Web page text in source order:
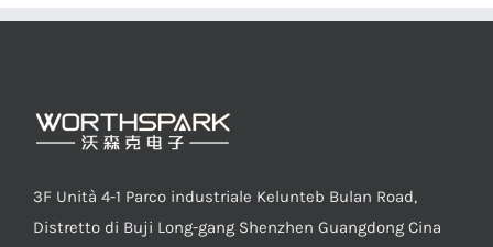
3F Unità 4-1 Parco industriale Kelunteb Bulan Road,
Distretto di Buji Long-gang Shenzhen Guangdong Cina